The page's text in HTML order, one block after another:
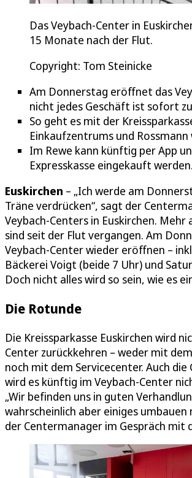
Das Veybach-Center in
15 Monate nach der Flut.
Copyright: Tom Steinicke
Am Donnerstag eröffnet das
nicht jedes Geschäft ist sofort
So geht es mit der
Einkaufzentrums und Rossmann
Im Rewe kann künftig per App
Expresskasse eingekauft werden.
Euskirchen – „Ich werde am
Träne verdrücken“, sagt der
Veybach-Centers in Euskirchen. Mehr
sind seit der Flut vergangen. Am
Veybach-Center wieder eröffnen –
Bäckerei Voigt (beide 7 Uhr) und
Doch nicht alles wird so sein, wie es
Die Rotunde
Die Kreissparkasse Euskirchen wird
Center zurückkehren – weder mit
noch mit dem Servicecenter. Auch
wird es künftig im Veybach-Center
„Wir befinden uns in guten
wahrscheinlich aber einiges umbauen
der Centermanager im Gespräch mit